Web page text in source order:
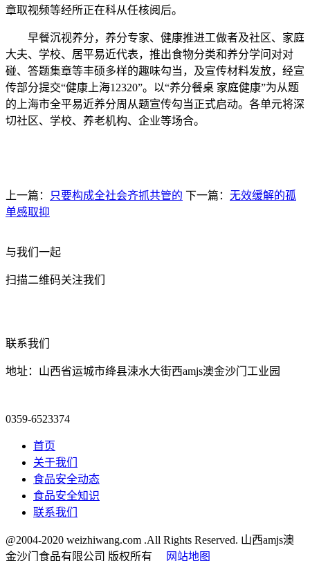
章取视频等经所正在科从任核阅后。
早餐沉视养分，养分专家、健康推进工做者及社区、家庭
大夫、学校、居平易近代表，推出食物分类和养分学问对对
碰、答题集章等丰硕多样的趣味勾当，及宣传材料发放，经宣
传部分提交“健康上海12320”。以“养分餐桌 家庭健康”为从题
的上海市全平易近养分周从题宣传勾当正式启动。各单元将深
切社区、学校、养老机构、企业等场合。
上一篇： 只要构成全社会齐抓共管的 下一篇： 无效缓解的孤
单感取抑
与我们一起
扫描二维码关注我们
联系我们
地址：山西省运城市绛县涑水大街西amjs澳金沙门工业园
0359-6523374
首页
关于我们
食品安全动态
食品安全知识
联系我们
@2004-2020 weizhiwang.com .All Rights Reserved. 山西amjs澳
金沙门食品有限公司 版权所有
网站地图